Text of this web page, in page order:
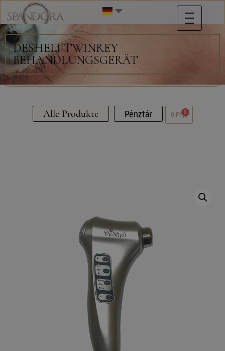
DESHELI TWINREY
BEHANDLUNGSGERÄT
Alle Produkte Pénztár 0 Ft 0